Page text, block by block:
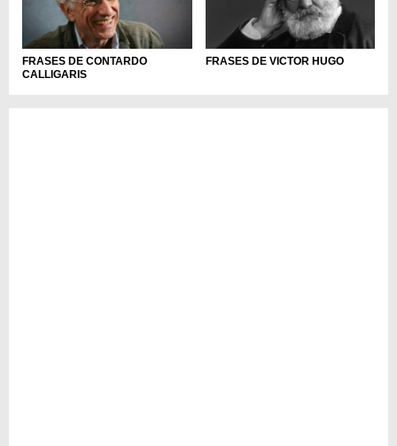
FRASES DE CONTARDO
CALLIGARIS
FRASES DE VICTOR HUGO